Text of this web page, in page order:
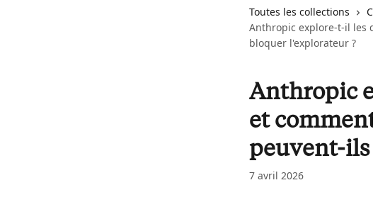
Toutes les collections
Anthropic explore-t-il les
bloquer l'explorateur ?
Anthropic
et
peuvent-
7 avril 2026